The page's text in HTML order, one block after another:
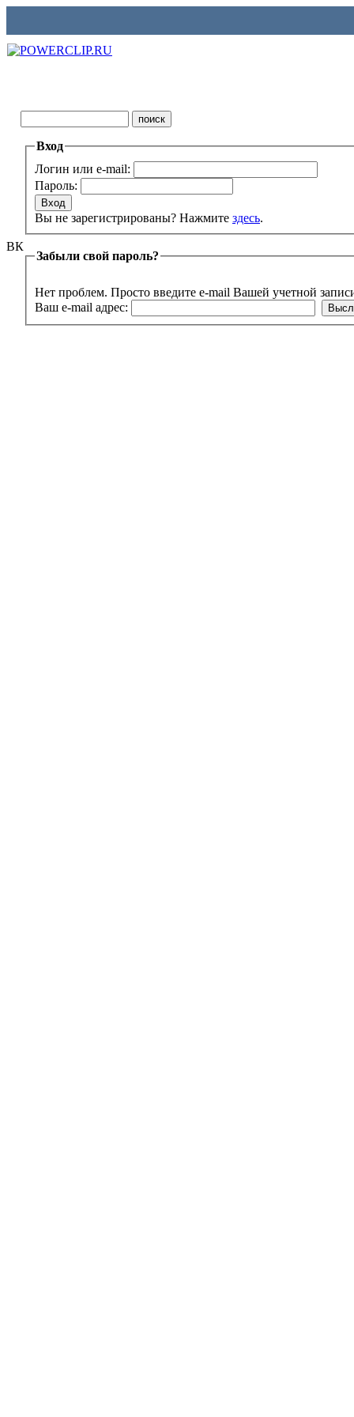
ВК
Вход
Логин или e-mail:
Пароль:
Вы не зарегистрированы? Нажмите здесь.
Забыли свой пароль?
Нет проблем. Просто введите e-mail Вашей учетной
Ваш e-mail адрес: